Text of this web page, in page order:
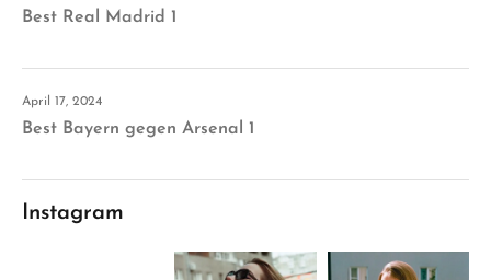
Best Real Madrid 1
April 17, 2024
Best Bayern gegen Arsenal 1
Instagram